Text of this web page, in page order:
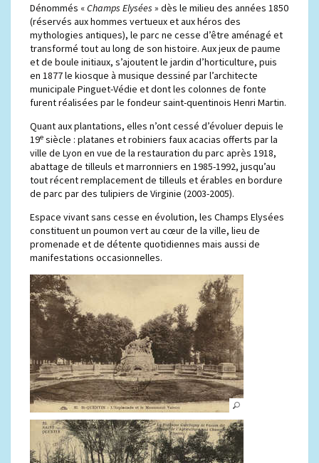
Dénommés «Champs Elysées » dès le milieu des années 1850
(réservés aux hommes vertueux et aux héros des
mythologies antiques), le parc ne cesse d’être aménagé et
transformé tout au long de son histoire. Aux jeux de paume
et de boule initiaux, s’ajoutent le jardin d’horticulture, puis
en 1877 le kiosque à musique dessiné par l’architecte
municipale Pinguet-Védie et dont les colonnes de fonte
furent réalisées par le fondeur saint-quentinois Henri Martin.
Quant aux plantations, elles n’ont cessé d’évoluer depuis le
19e siècle : platanes et robiniers faux acacias offerts par la
ville de Lyon en vue de la restauration du parc après 1918,
abattage de tilleuls et marronniers en 1985-1992, jusqu’au
tout récent remplacement de tilleuls et érables en bordure
de parc par des tulipiers de Virginie (2003-2005).
Espace vivant sans cesse en évolution, les Champs Elysées
constituent un poumon vert au cœur de la ville, lieu de
promenade et de détente quotidiennes mais aussi de
manifestations occasionnelles.